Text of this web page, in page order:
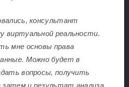
консультант
виртуальной реальности.
мне основы права
Можно будет в
вопросы, получить
и результат анализа